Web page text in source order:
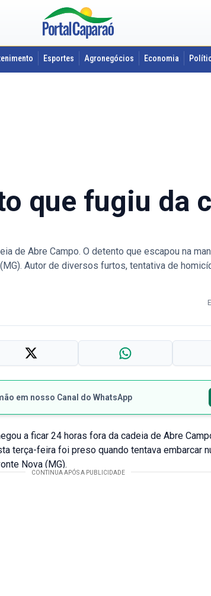
Esportes Agronegócios Economia
que fugiu da
de Abre Campo. O detento que escapou na
Autor de diversos furtos, tentativa de
em nosso Canal do WhatsApp
a ficar 24 horas fora da cadeia de Abre
terça-feira foi preso quando tentava embarcar
Nova (MG).